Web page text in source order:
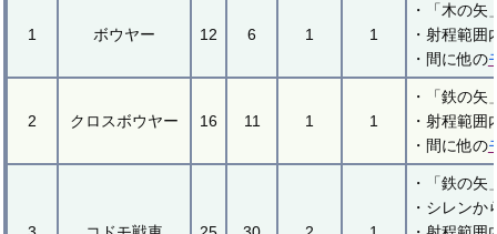
1 ボウヤー 12 6 1 1
・「木の矢
・射程範
・間に他の
2 クロスボウヤー 16 11 1 1
・「鉄の矢
・射程範
・間に他の
・「鉄の矢
・シレン